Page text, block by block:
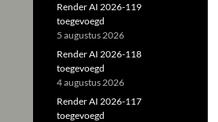
Render AI 2026-119
toegevoegd
5 augustus 2026
Render AI 2026-118
toegevoegd
4 augustus 2026
Render AI 2026-117
toegevoegd